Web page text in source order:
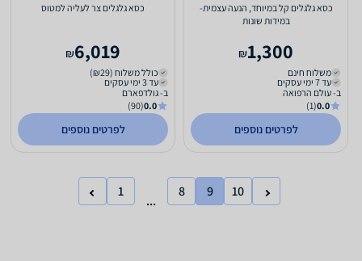
כסא גלגלים קל במיוחד, הנעה עצמית-
במידות שונות
1,300
₪
משלוח חינם
עד 7 ימי עסקים
ב- עולם הרפואה
0.0
(1)
לפרטים נוספים
כסא גלגלים צר לעליה למטוס
6,019
₪
כולל משלוח (₪29)
עד 3 ימי עסקים
ב- גולדפארם
0.0
(90)
לפרטים נוספים
1
...
8 9 10